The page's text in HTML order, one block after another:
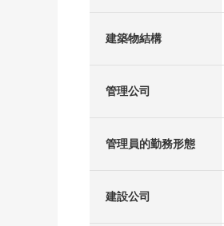
建築物結構
管理公司
管理員的勤務形態
建設公司